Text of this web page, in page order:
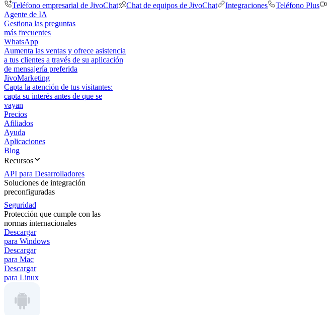
Teléfono empresarial de JivoChat
Chat de equipos de JivoChat Integraciones Teléfono Plus
Agente de IA
Gestiona las preguntas
más frecuentes
WhatsApp
Aumenta las ventas y ofrece asistencia
a tus clientes a través de su aplicación
de mensajería preferida
JivoMarketing
Capta la atención de tus visitantes:
capta su interés antes de que se
vayan
Precios
Afiliados
Ayuda
Aplicaciones
Blog
Recursos
API para Desarrolladores
Soluciones de integración
preconfiguradas
Seguridad
Protección que cumple con las
normas internacionales
Descargar
para Windows
Descargar
para Mac
Descargar
para Linux